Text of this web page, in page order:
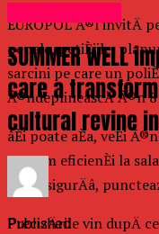
EUROPOL Ã®l invitÄ
penale, petiÈiile,
sarcini pe care un
Ã®ndeplineascÄ Ã®n
âÈi poate aÈa, veÈi
suntem eficienÈi la
ni le asigurÄâ,
PrecizÄrile vin dupÄ
SUMMER WELL
care a
cultural revine
Published